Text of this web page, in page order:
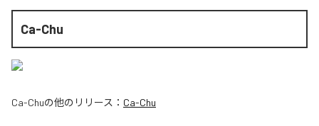
Ca-Chu
Ca-Chuの他のリリース： Ca-Chu